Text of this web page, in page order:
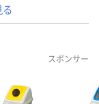
る
スポンサー